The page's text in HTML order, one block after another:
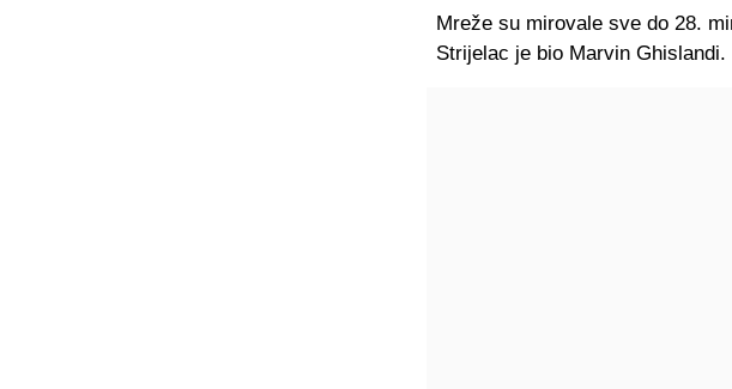
Mreže su mirovale sve do 28.
Strijelac je bio Marvin Ghislandi.